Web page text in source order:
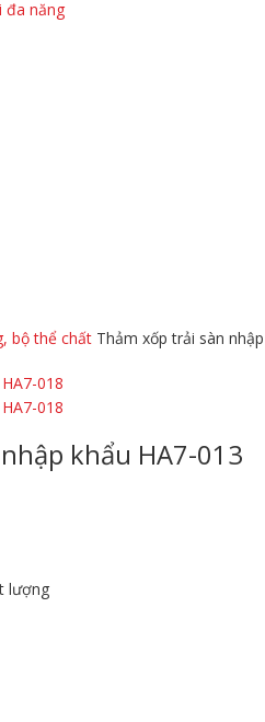
đa năng
bộ thể chất Thảm xốp trải sàn nhập
khẩu HA7-013
lượng